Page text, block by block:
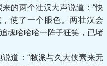
的两个壮汉大声说道：“快
使了一个眼色。两壮汉会
魂哈哈哈一阵子狂笑，已堵
道：“敝派与久大侠素来无